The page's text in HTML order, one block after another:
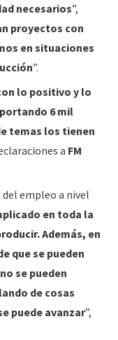
necesarios”,
proyectos con
en situaciones
”.
lo positivo y lo
6 mil
temas los tienen
a FM
del empleo a nivel
en toda la
Además, en
que se pueden
se pueden
de cosas
puede avanzar”,